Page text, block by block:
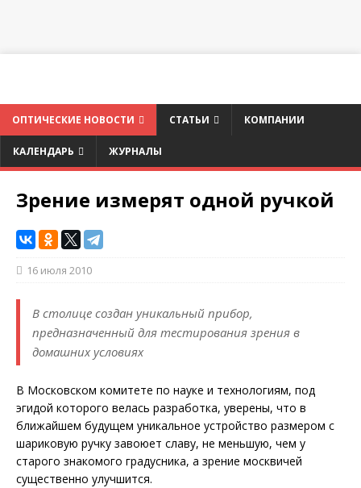
ОПТИЧЕСКИЕ НОВОСТИ СТАТЬИ КОМПАНИИ
КАЛЕНДАРЬ ЖУРНАЛЫ
Зрение измерят одной ручкой
16 июля 2010
В столице создан уникальный прибор,
предназначенный для тестирования зрения в
домашних условиях
В Московском комитете по науке и технологиям, под
эгидой которого велась разработка, уверены, что в
ближайшем будущем уникальное устройство размером с
шариковую ручку завоюет славу, не меньшую, чем у
старого знакомого градусника, а зрение москвичей
существенно улучшится.